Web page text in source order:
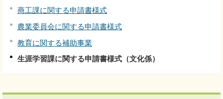
商工課に関する申請書様式
農業委員会に関する申請書様式
教育に関する補助事業
生涯学習課に関する申請書様式（文化係）